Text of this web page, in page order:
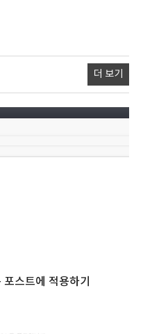
더 보기
스트에 적용하기